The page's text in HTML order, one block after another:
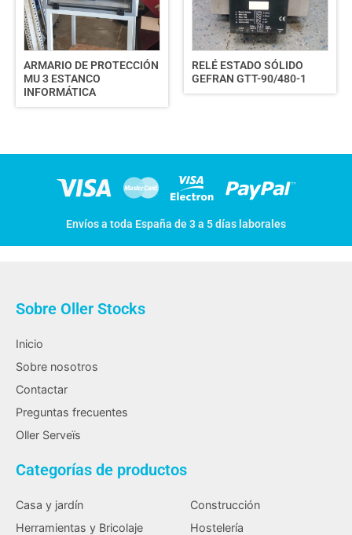
ARMARIO DE PROTECCIÓN
MU 3 ESTANCO
INFORMÁTICA
RELÉ ESTADO SÓLIDO
GEFRAN GTT-90/480-1
Envíos a toda España de 3 a 5 días laborales
Sobre Oller Stocks
Inicio
Sobre nosotros
Contactar
Preguntas frecuentes
Oller Serveïs
Categorías de productos
Casa y jardín
Construcción
Herramientas y Bricolaje
Hostelería